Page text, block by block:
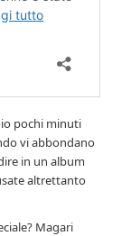
pochi minuti
vi abbondano
in un album
altrettanto
Magari